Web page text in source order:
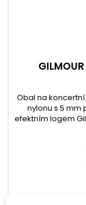
Obal na
nylonu s 5 mm
efektním logem